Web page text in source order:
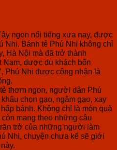
ngon nổi tiếng xưa nay, được
Nhi. Bánh tẻ Phú Nhi không chỉ
Hà Nội mà đã trở thành
được du khách bốn
Phú Nhi được công nhận là
thơm ngon, người dân Phú
chọn gạo, ngâm gạo, xay
bánh. Không chỉ là món quà
mang theo những câu
trở của những người làm
Nhi, chuyện chưa kể sẽ giới